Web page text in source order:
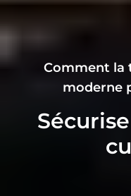
Comment la
moderne